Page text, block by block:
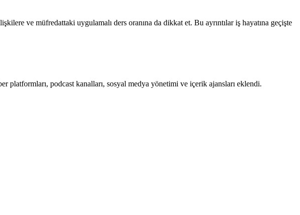
ve müfredattaki uygulamalı ders oranına da dikkat et. Bu ayrıntılar iş hayatına geçişte
platformları, podcast kanalları, sosyal medya yönetimi ve içerik ajansları eklendi.